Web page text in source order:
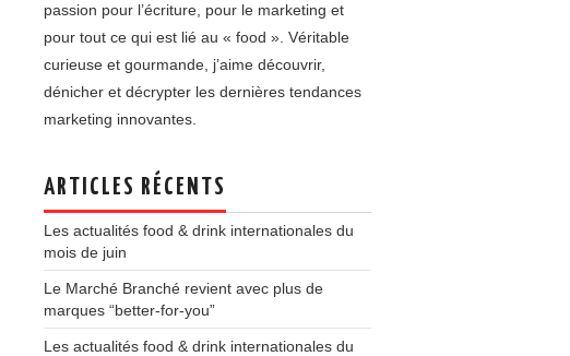
passion pour l’écriture, pour le marketing et
pour tout ce qui est lié au « food ». Véritable
curieuse et gourmande, j’aime découvrir,
dénicher et décrypter les dernières tendances
marketing innovantes.
ARTICLES RÉCENTS
Les actualités food & drink internationales du
mois de juin
Le Marché Branché revient avec plus de
marques “better-for-you”
Les actualités food & drink internationales du